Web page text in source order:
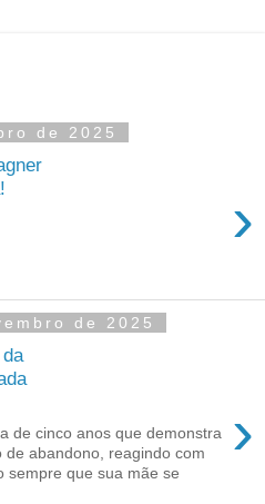
de 2025
›
de 2025
›
de cinco anos que demonstra
de abandono, reagindo com
sempre que sua mãe se